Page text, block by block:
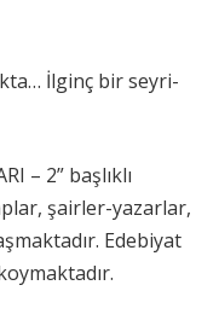
İlginç bir seyri-
– 2” başlıklı
şairler-yazarlar,
Edebiyat